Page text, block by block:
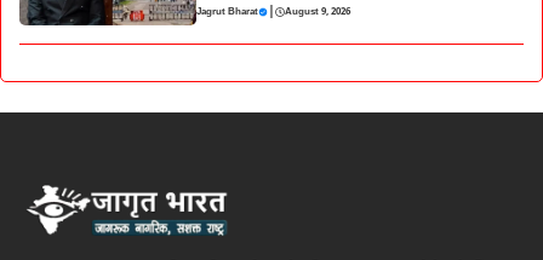
Jagrut Bharat | August 9, 2026